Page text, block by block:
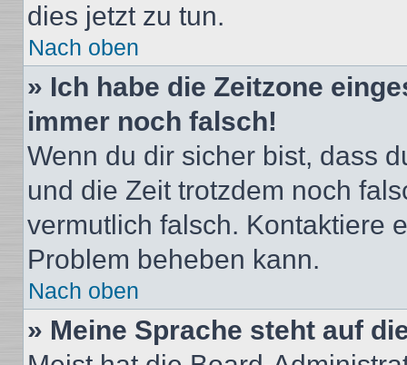
dies jetzt zu tun.
Nach oben
» Ich habe die Zeitzone
immer noch falsch!
Wenn du dir sicher bist, dass
und die Zeit trotzdem noch
vermutlich falsch. Kontaktiere
Problem beheben kann.
Nach oben
» Meine Sprache steht auf